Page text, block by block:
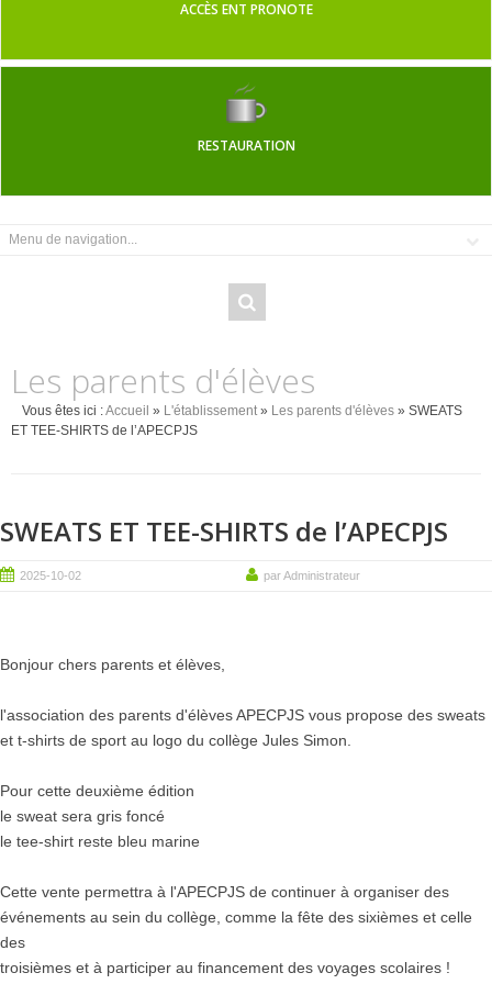
ACCÈS ENT PRONOTE
RESTAURATION
Les parents d'élèves
Vous êtes ici :Accueil » L'établissement» Les parents d'élèves » SWEATS
ET TEE-SHIRTS de l’APECPJS
SWEATS ET TEE-SHIRTS de l’APECPJS
2025-10-02 par Administrateur
Bonjour chers parents et élèves,
l'association des parents d'élèves APECPJS vous propose des sweats
et t-shirts de sport au logo du collège Jules Simon.
Pour cette deuxième édition
le sweat sera gris foncé
le tee-shirt reste bleu marine
Cette vente permettra à l'APECPJS de continuer à organiser des
événements au sein du collège, comme la fête des sixièmes et celle
des
troisièmes et à participer au financement des voyages scolaires !